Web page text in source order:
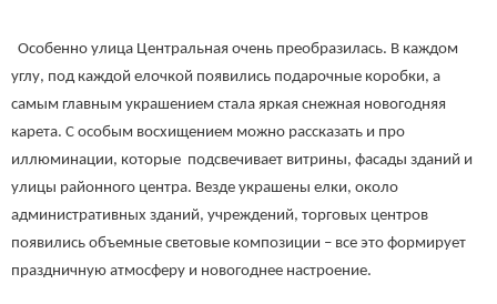
Особенно улица Центральная очень преобразилась. В каждом
углу, под каждой елочкой появились подарочные коробки, а
самым главным украшением стала яркая снежная новогодняя
карета. С особым восхищением можно рассказать и про
иллюминации, которые подсвечивает витрины, фасады зданий и
улицы районного центра. Везде украшены елки, около
административных зданий, учреждений, торговых центров
появились объемные световые композиции – все это формирует
праздничную атмосферу и новогоднее настроение.